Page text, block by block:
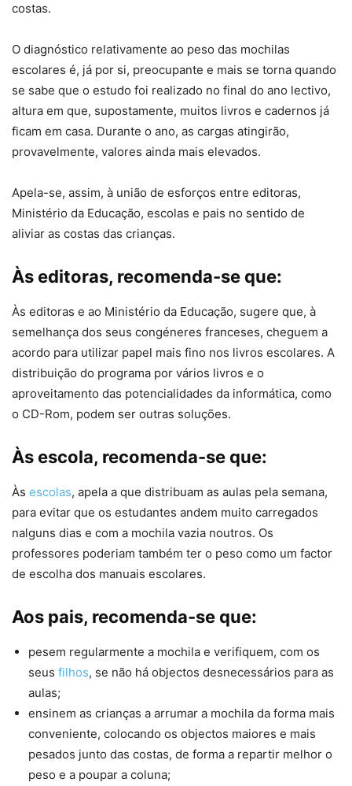
costas.
O diagnóstico relativamente ao peso das mochilas
escolares é, já por si, preocupante e mais se torna quando
se sabe que o estudo foi realizado no final do ano lectivo,
altura em que, supostamente, muitos livros e cadernos já
ficam em casa. Durante o ano, as cargas atingirão,
provavelmente, valores ainda mais elevados.
Apela-se, assim, à união de esforços entre editoras,
Ministério da Educação, escolas e pais no sentido de
aliviar as costas das crianças.
Às editoras, recomenda-se que:
Às editoras e ao Ministério da Educação, sugere que, à
semelhança dos seus congéneres franceses, cheguem a
acordo para utilizar papel mais fino nos livros escolares. A
distribuição do programa por vários livros e o
aproveitamento das potencialidades da informática, como
o CD-Rom, podem ser outras soluções.
Às escola, recomenda-se que:
Às escolas, apela a que distribuam as aulas pela semana,
para evitar que os estudantes andem muito carregados
nalguns dias e com a mochila vazia noutros. Os
professores poderiam também ter o peso como um factor
de escolha dos manuais escolares.
Aos pais, recomenda-se que:
pesem regularmente a mochila e verifiquem, com os
seus filhos, se não há objectos desnecessários para as
aulas;
ensinem as crianças a arrumar a mochila da forma mais
conveniente, colocando os objectos maiores e mais
pesados junto das costas, de forma a repartir melhor o
peso e a poupar a coluna;